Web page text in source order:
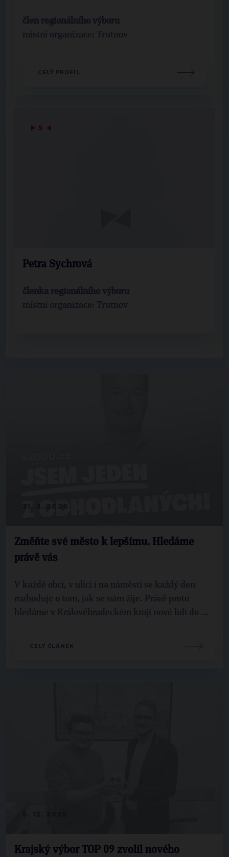
člen regionálního výboru
místní organizace: Trutnov
CELÝ PROFIL
▶ 5 ◀
Petra Sychrová
členka regionálního výboru
místní organizace: Trutnov
Změňte své město k lepšímu. Hledáme
právě vás
V každé obci, v ulici i na náměstí se každý den
rozhoduje o tom, jak se nám žije. Právě proto
hledáme v Královéhradeckém kraji nové lidi do ...
CELÝ ČLÁNEK
Krajský výbor TOP 09 zvolil nového